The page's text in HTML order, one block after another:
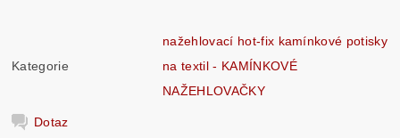
Kategorie
nažehlovací hot-fix kamínkové potisky
na textil - KAMÍNKOVÉ
NAŽEHLOVAČKY
Dotaz